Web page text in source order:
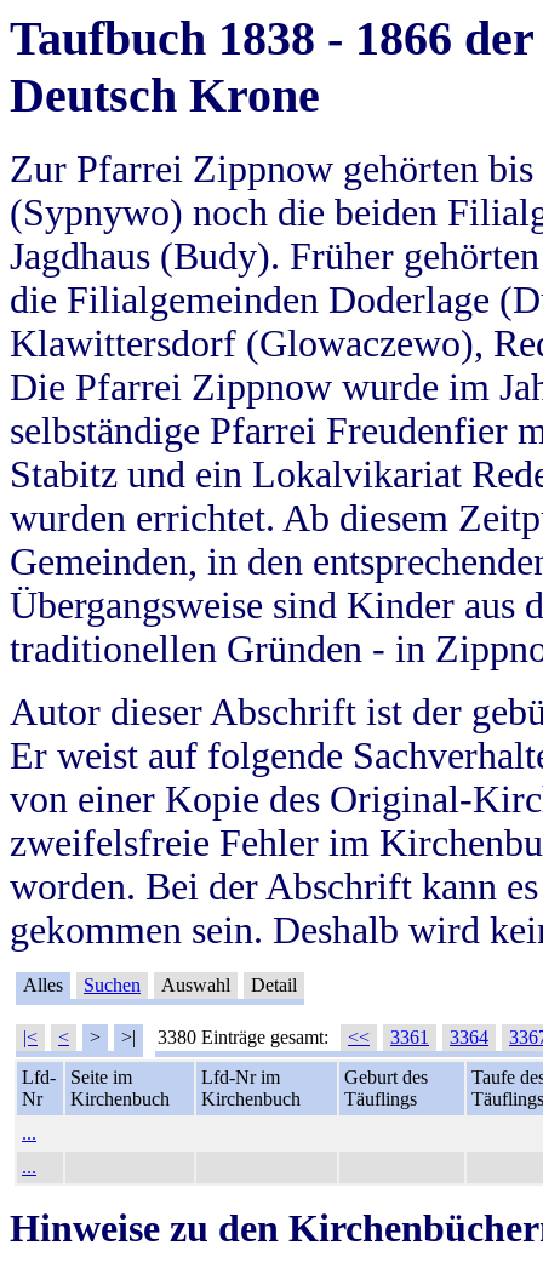
Taufbuch 1838 - 1866
Deutsch Krone
Zur Pfarrei Zippnow gehörten
(Sypnywo) noch die beiden
Jagdhaus (Budy). Früher
die Filialgemeinden Doderlage
Klawittersdorf (Glowaczewo),
Die Pfarrei Zippnow wurde im
selbständige Pfarrei Freudenfier
Stabitz und ein Lokalvikariat
wurden errichtet. Ab diesem
Gemeinden, in den
Übergangsweise sind Kinder aus
traditionellen Gründen - in
Autor dieser Abschrift ist der
Er weist auf folgende
von einer Kopie des Original-
zweifelsfreie Fehler im
worden. Bei der Abschrift kann
gekommen sein. Deshalb wird
Alles Suchen Auswahl Detail
|< < > >| 3380 Einträge gesamt: << 3361 3364
Lfd-
Nr
Seite im
Kirchenbuch
Lfd-Nr im
Kirchenbuch
Geburt des
Täuflings
Taufe
Täuflings
...
...
Hinweise zu den